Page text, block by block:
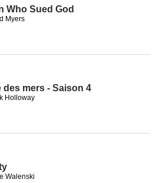
Who Sued God
Myers
des mers - Saison 4
Holloway
Walenski